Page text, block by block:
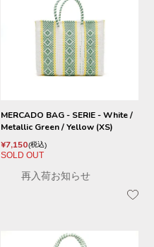
MERCADO BAG - SERIE - White /
Metallic Green / Yellow (XS)
¥7,150 税込
SOLD OUT
再入荷お知らせ